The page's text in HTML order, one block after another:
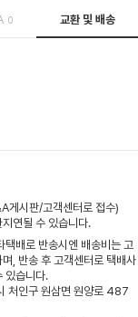
0 교환 및 배송
게시판/고객센터로 접수)
연될 수 있습니다.
택배로 반송시엔 배송비는 고
, 반송 후 고객센터로 택배사
있습니다.
처인구 원삼면 원양로 487